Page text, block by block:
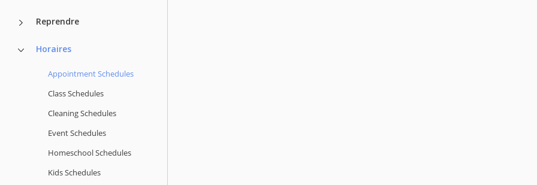
Reprendre
Horaires
Appointment Schedules
Class Schedules
Cleaning Schedules
Event Schedules
Homeschool Schedules
Kids Schedules